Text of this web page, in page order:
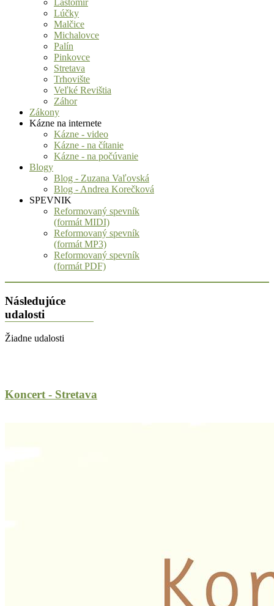
Lastomír
Lúčky
Malčice
Michalovce
Palín
Pinkovce
Stretava
Trhovište
Veľké Revištia
Záhor
Zákony
Kázne na internete
Kázne - video
Kázne - na čítanie
Kázne - na počúvanie
Blogy
Blog - Zuzana Vaľovská
Blog - Andrea Korečková
SPEVNIK
Reformovaný spevník
(formát MIDI)
Reformovaný spevník
(formát MP3)
Reformovaný spevník
(formát PDF)
Následujúce
udalosti
Žiadne udalosti
Koncert - Stretava